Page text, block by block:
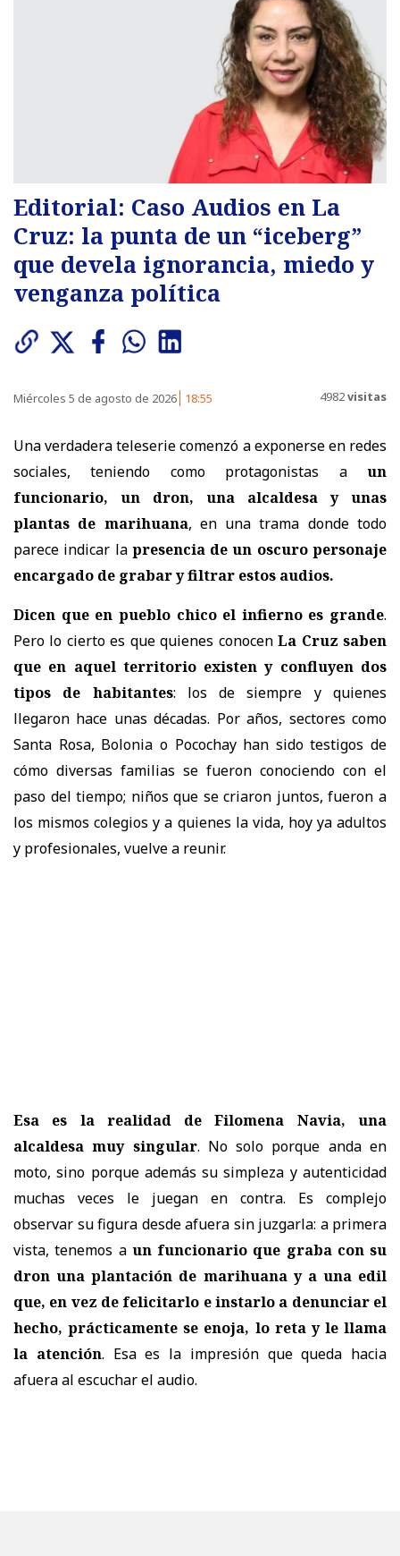
Editorial: Caso Audios en La
Cruz: la punta de un “iceberg”
que devela ignorancia, miedo y
venganza política
Miércoles 5 de agosto de 2026 18:55 4982visitas
Una verdadera teleserie comenzó a exponerse en redes
sociales, teniendo como protagonistas a un
funcionario, un dron, una alcaldesa y unas
plantas de marihuana, en una trama donde todo
parece indicar la presencia de un oscuro personaje
encargado de grabar y filtrar estos audios.
Dicen que en pueblo chico el infierno es grande.
Pero lo cierto es que quienes conocenLa Cruz saben
que en aquel territorio existen y confluyen dos
tipos de habitantes: los de siempre y quienes
llegaron hace unas décadas. Por años, sectores como
Santa Rosa, Bolonia o Pocochay han sido testigos de
cómo diversas familias se fueron conociendo con el
paso del tiempo; niños que se criaron juntos, fueron a
los mismos colegios y a quienes la vida, hoy ya adultos
y profesionales, vuelve a reunir.
Esa es la realidad de Filomena Navia, una
alcaldesa muy singular. No solo porque anda en
moto, sino porque además su simpleza y autenticidad
muchas veces le juegan en contra. Es complejo
observar su figura desde afuera sin juzgarla: a primera
vista, tenemos a un funcionario que graba con su
dron una plantación de marihuana y a una edil
que, en vez de felicitarlo e instarlo a denunciar el
hecho, prácticamente se enoja, lo reta y le llama
la atención. Esa es la impresión que queda hacia
afuera al escuchar el audio.